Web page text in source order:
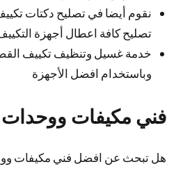
نقوم أيضا في تصليح دكتات
تصليح كافة اعطال أجهزة
خدمة غسيل وتنظيف تكييف
وباستخدام افضل الأجهزة
فني مكيفات ووحدات
هل تبحث عن افضل فني مكيفات